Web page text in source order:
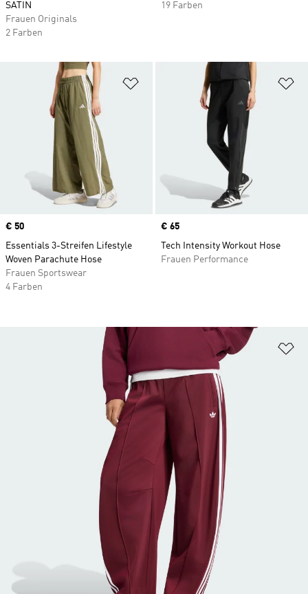
SATIN
Frauen Originals
2 Farben
19 Farben
Zur Wunschliste hinzufügen
Price
€ 50
Essentials 3-Streifen Lifestyle
Woven Parachute Hose
Frauen Sportswear
4 Farben
Price
€ 65
Tech Intensity Workout Hose
Frauen Performance